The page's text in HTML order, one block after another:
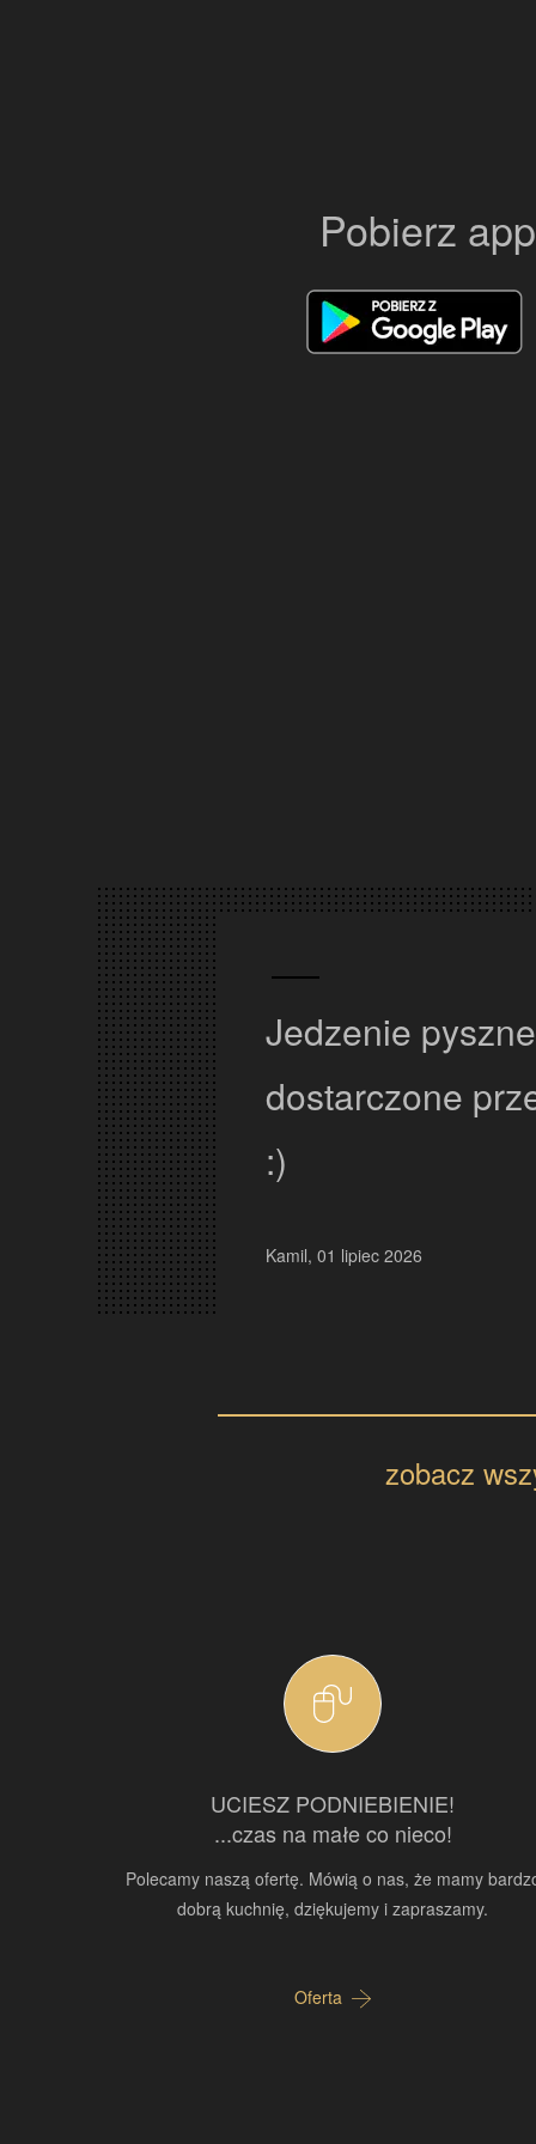
Pobierz
Super bardzo
jedzenie
zobacz
UCIESZ PODNIEBIENIE!
...czas na małe co nieco!
Polecamy naszą ofertę. Mówią o nas, że mamy
dobrą kuchnię, dziękujemy i zapraszamy.
Oferta